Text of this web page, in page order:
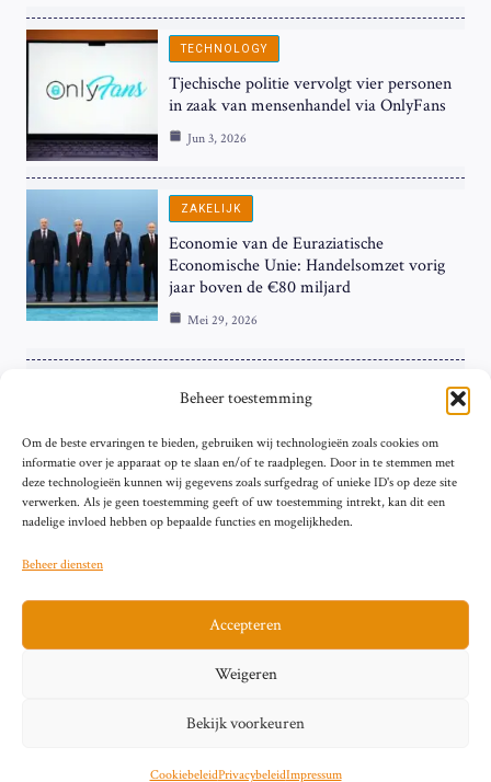
Beheer toestemming
Om de beste ervaringen te bieden, gebruiken wij technologieën zoals cookies om
informatie over je apparaat op te slaan en/of te raadplegen. Door in te stemmen met
deze technologieën kunnen wij gegevens zoals surfgedrag of unieke ID's op deze site
verwerken. Als je geen toestemming geeft of uw toestemming intrekt, kan dit een
nadelige invloed hebben op bepaalde functies en mogelijkheden.
Beheer diensten
Accepteren
Weigeren
Bekijk voorkeuren
CookiebeleidPrivacybeleidImpressum
TECHNOLOGY
Tjechische politie vervolgt vier personen
in zaak van mensenhandel via OnlyFans
Jun 3, 2026
ZAKELIJK
Economie van de Euraziatische
Economische Unie: Handelsomzet vorig
jaar boven de €80 miljard
Mei 29, 2026
ZAKELIJK
Hardnekkige Inflatie bij de ‘Grote Vier’
van de Eurozone
Mei 29, 2026
Sitemap Contact Privacybeleid (EU)
Impressum
Cookiebeleid (EU)